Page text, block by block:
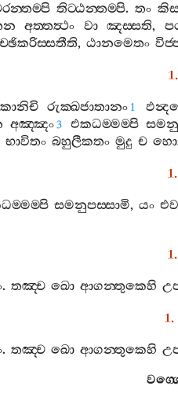
තිට‍්ඨන‍්තම‍්පි. තං
අත‍්තත්‍ථං වා ඤස‍්සති,
, ඨානමෙතං
කානිචි රුක‍්ඛජාතානං 1
අඤ‍්ඤං3 එකධම‍්මම‍්පි
භාවිතං බහුලීකතං මුදු ච
සමනුපස‍්සාමි,යං
. තඤ‍්ච ඛො ආගන‍්තුකෙහි
. තඤ‍්ච ඛො ආගන‍්තුකෙහි